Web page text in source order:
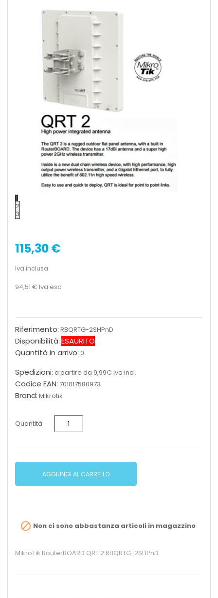
1
2
3
115,30 €
Iva inclusa
94,51 € Iva esc.
Riferimento: RBQRTG-2SHPnD
Disponibilità:ESAURITO
Quantità in arrivo: 0
Spedizioni: a partire da 9,99€ iva incl.
Codice EAN: 701017580973
Brand: Mikrotik
Quantità
AGGIUNGI AL CARRELLO
 Non ci sono abbastanza articoli in magazzino
MikroTik RouterBOARD QRT 2 RBQRTG-2SHPnD